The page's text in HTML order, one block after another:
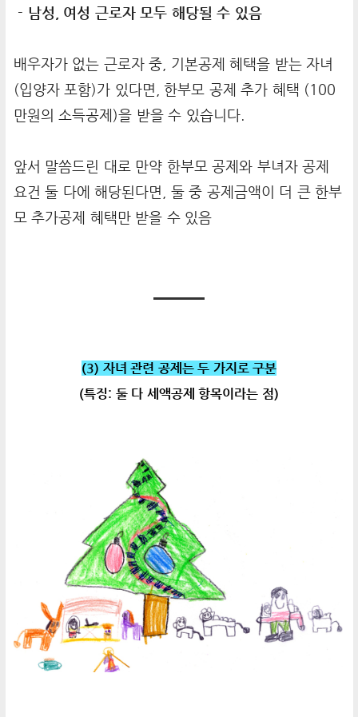
- 남성, 여성 근로자 모두 해당될 수 있음
배우자가 없는 근로자 중, 기본공제 혜택을 받는 자녀
(입양자 포함)가 있다면, 한부모 공제 추가 혜택 (100
만원의 소득공제)을 받을 수 있습니다.
앞서 말씀드린 대로 만약 한부모 공제와 부녀자 공제
요건 둘 다에 해당된다면, 둘 중 공제금액이 더 큰 한부
모 추가공제 혜택만 받을 수 있음
(3) 자녀 관련 공제는 두 가지로 구분
(특징: 둘 다 세액공제 항목이라는 점)